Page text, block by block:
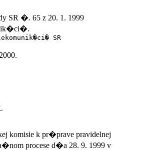
SR �. 65 z 20. 1. 1999
SR
komisie k pr�prave pravidelnej
procese d�a 28. 9. 1999 v